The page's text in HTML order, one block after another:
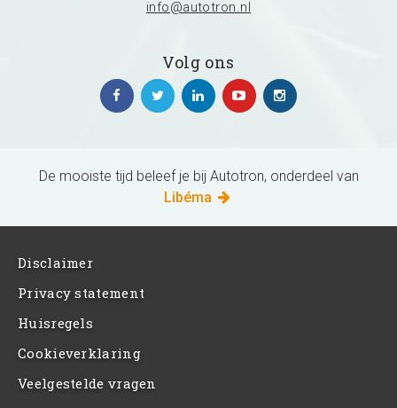
info@autotron.nl
Volg ons
De mooiste tijd beleef je bij Autotron, onderdeel van
Libéma
Disclaimer
Privacy statement
Huisregels
Cookieverklaring
Veelgestelde vragen